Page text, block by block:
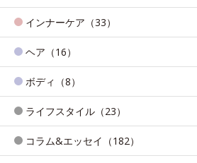
インナーケア（33）
ヘア（16）
ボディ（8）
ライフスタイル（23）
コラム&エッセイ（182）